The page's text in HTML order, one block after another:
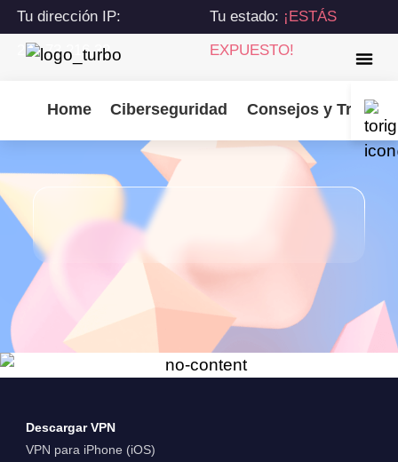
Tu dirección IP:
216.73.216.32
Tu estado: ¡ESTÁS
EXPUESTO!
Home Ciberseguridad Consejos y Trucos
Descargar VPN
VPN para iPhone (iOS)